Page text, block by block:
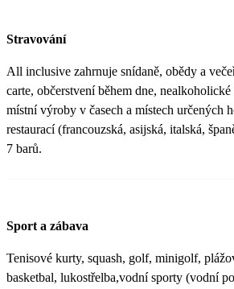
Stravování
All inclusive zahrnuje snídaně, obědy a
carte, občerstvení během dne,
místní výroby v časech a místech určených
restaurací (francouzská, asijská, italská,
7 barů.
Sport a zábava
Tenisové kurty, squash, golf, minigolf,
basketbal, lukostřelba,vodní sporty (vodní